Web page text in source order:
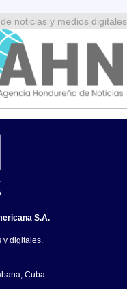
noticias y medios digitales
S.A.
digitales.
Cuba.